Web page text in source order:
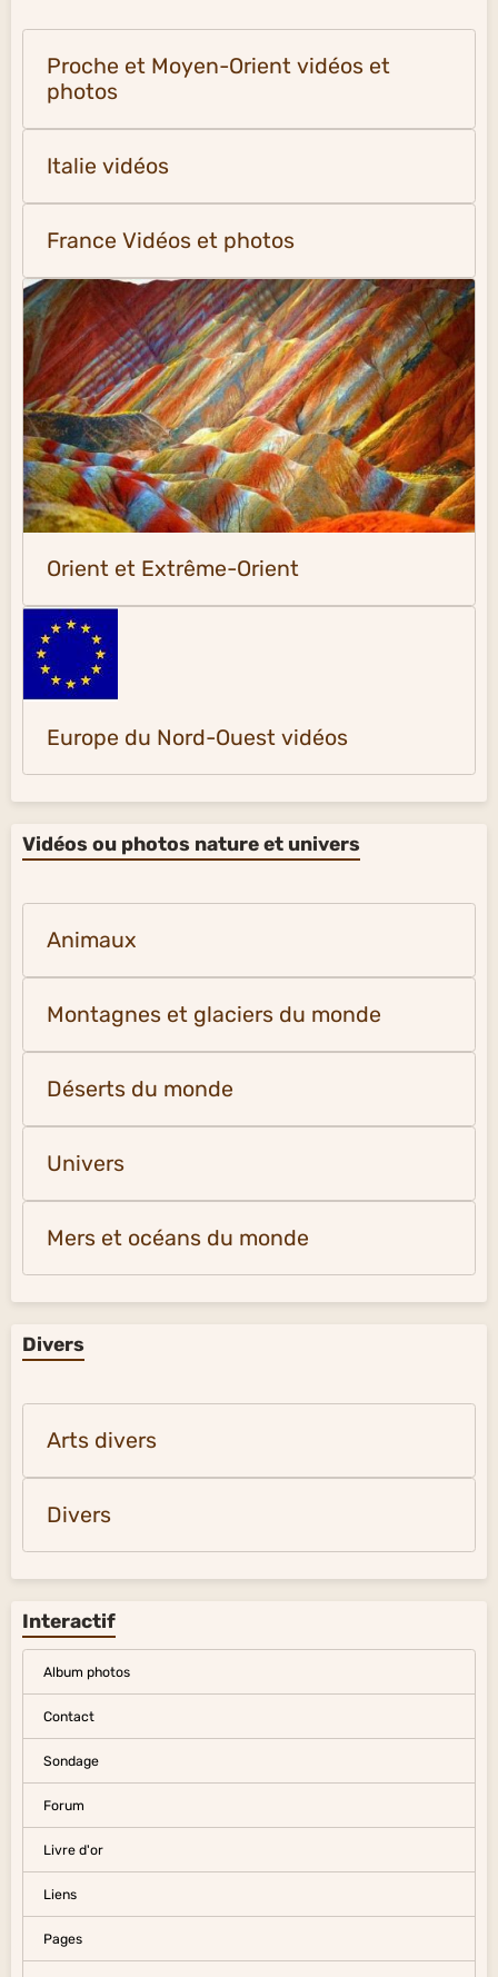
Proche et Moyen-Orient vidéos et
photos
Italie vidéos
France Vidéos et photos
Orient et Extrême-Orient
Europe du Nord-Ouest vidéos
Vidéos ou photos nature et univers
Animaux
Montagnes et glaciers du monde
Déserts du monde
Univers
Mers et océans du monde
Divers
Arts divers
Divers
Interactif
Album photos
Contact
Sondage
Forum
Livre d'or
Liens
Pages